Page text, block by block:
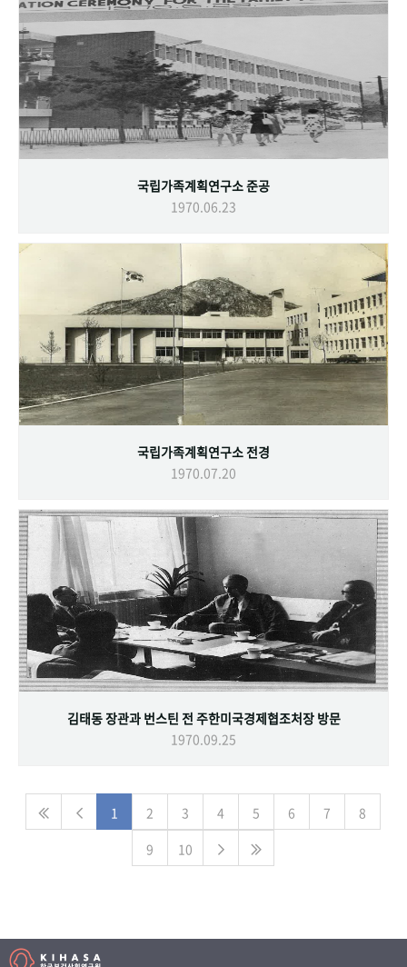
국립가족계획연구소 준공
1970.06.23
국립가족계획연구소 전경
1970.07.20
김태동 장관과 번스틴 전 주한미국경제협조처장 방문
1970.09.25
1 2 3 4 5 6 7
8
9
10